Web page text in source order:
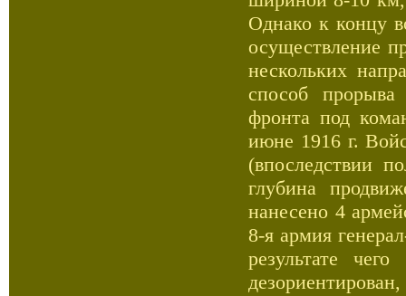
Однако к концу
осуществление
нескольких
способ
фронта под
июне 1916 г.
(впоследствии
глубина
нанесено 4
8-я армия
результате